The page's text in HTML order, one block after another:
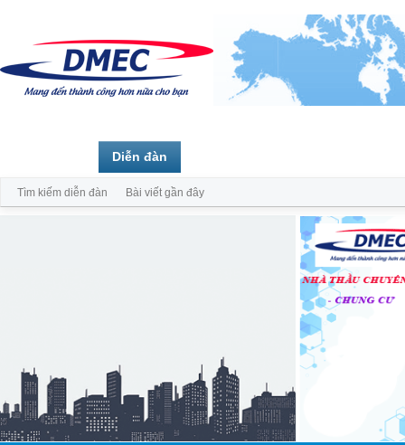
Diễn đàn
Tìm kiếm diễn đàn Bài viết gần đây